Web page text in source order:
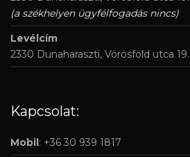
(a székhelyen ügyfélfogadás nincs)
Levélcím
2330 Dunaharaszti, Vörösföld utca 19.
Kapcsolat:
Mobil: +36 30 939 1817